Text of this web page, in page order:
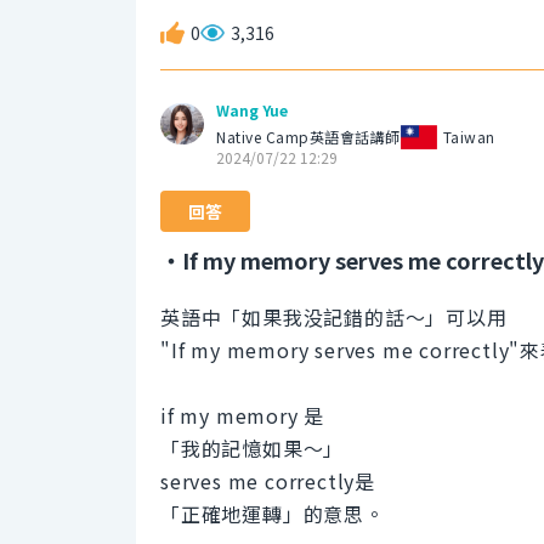
0 3,316
Wang Yue
Native Camp英語會話講師
Taiwan
2024/07/22 12:29
回答
・If my memory serves me correctly
英語中「如果我没記錯的話～」可以用
"If my memory serves me correctly"來
if my memory 是
「我的記憶如果〜」
serves me correctly是
「正確地運轉」的意思。